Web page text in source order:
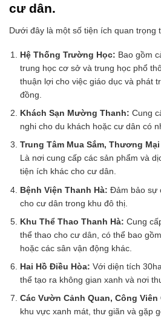
cư dân.
Dưới đây là một số tiện ích quan trọng
Hệ Thống Trường Học: Bao gồm
trung học cơ sở và trung học phổ
thuận lợi cho việc giáo dục và phát
đồng.
Khách Sạn Mường Thanh: Cung
nghi cho du khách hoặc cư dân có
Trung Tâm Mua Sắm, Thương
Là nơi cung cấp các sản phẩm và
tiện ích khác cho cư dân.
Bệnh Viện Thanh Hà: Đảm bảo sự
cho cư dân trong khu đô thị.
Khu Thể Thao Thanh Hà: Cung
thể thao cho cư dân, có thể bao
hoặc các sân vận động khác.
Hai Hồ Điều Hòa: Với diện tích
thể tạo ra không gian xanh và nơi
Các Vườn Cảnh Quan, Công Viên
khu vực xanh mát, thư giãn và gặp